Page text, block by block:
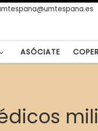
ASÓCIATE